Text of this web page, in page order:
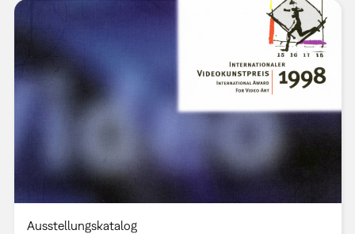
Ausstellungskatalog